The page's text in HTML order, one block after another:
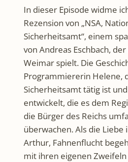
In dieser Episode widme
Rezension von „NSA,
Sicherheitsamt“, einem
von Andreas Eschbach,
Weimar spielt. Die
Programmiererin Helene,
Sicherheitsamt tätig ist
entwickelt, die es dem
die Bürger des Reichs
überwachen. Als die Liebe
Arthur, Fahnenflucht
mit ihren eigenen